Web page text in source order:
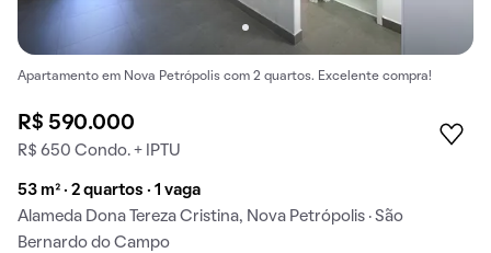
Apartamento em Nova Petrópolis com 2 quartos. Excelente compra!
R$ 590.000
R$ 650 Condo. + IPTU
53 m² · 2 quartos · 1 vaga
Alameda Dona Tereza Cristina, Nova Petrópolis · São
Bernardo do Campo